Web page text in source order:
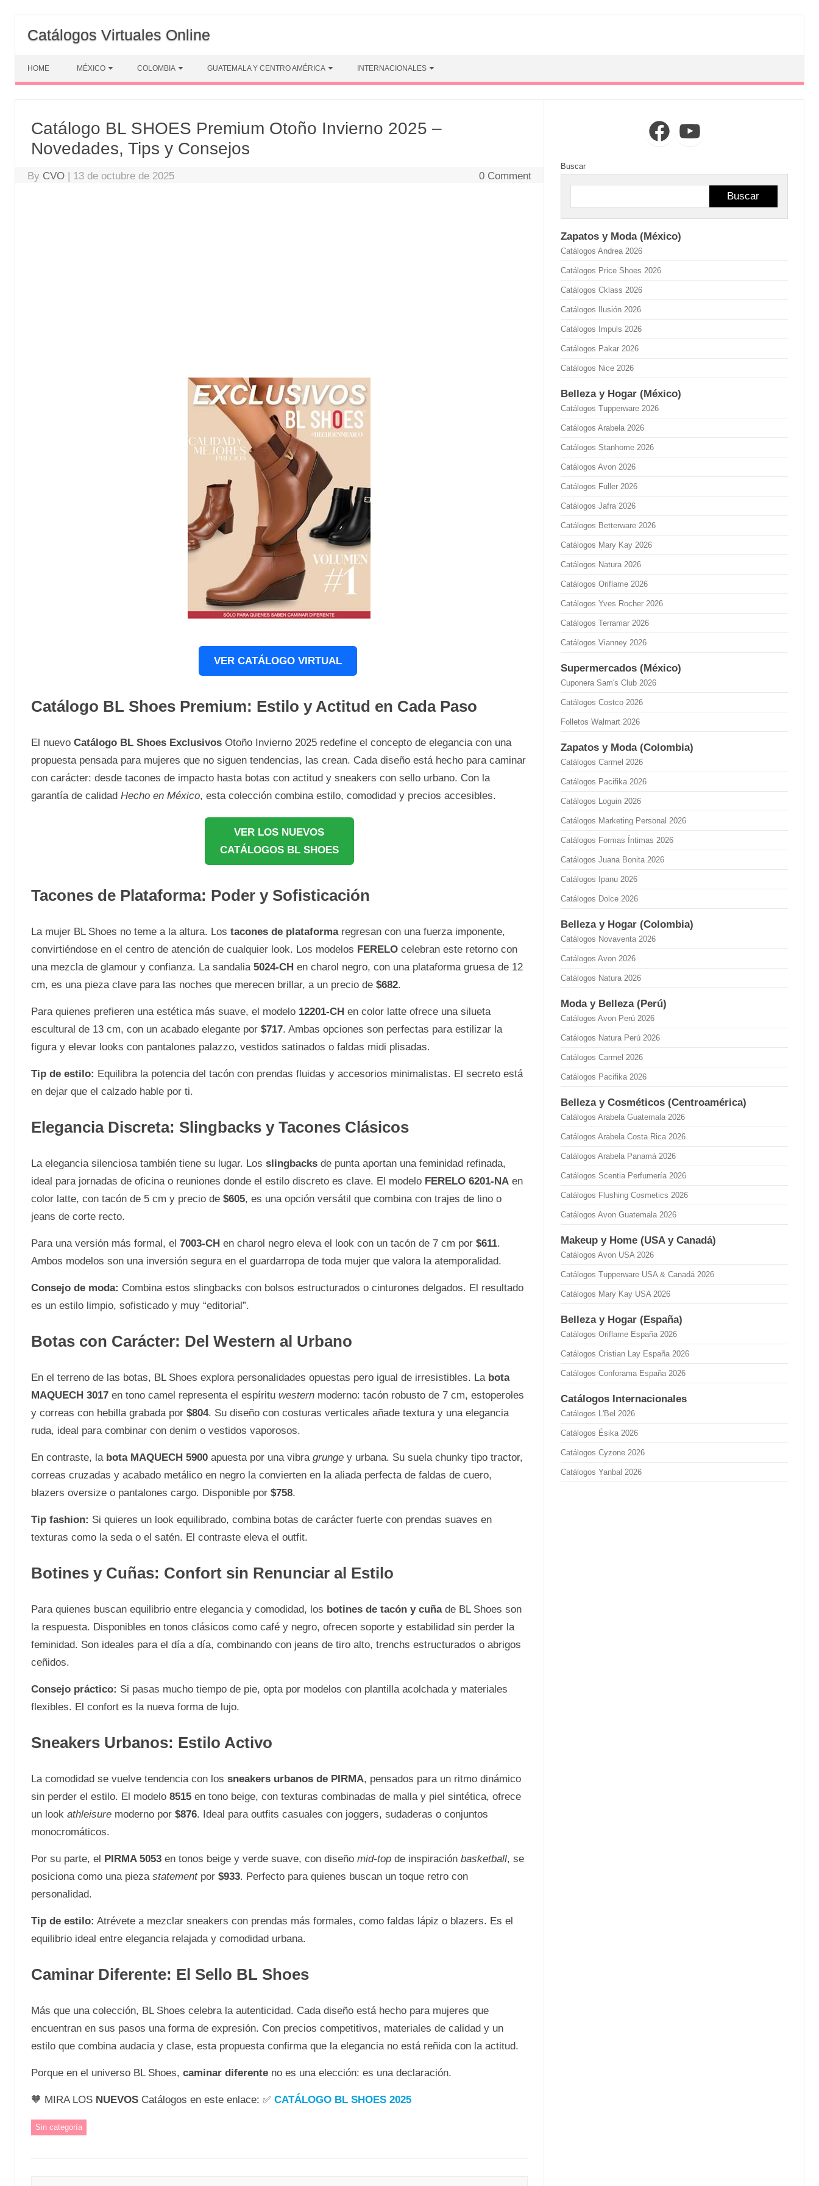
content
Catálogos Virtuales Online
HOME MÉXICO COLOMBIA GUATEMALA Y CENTRO AMÉRICA INTERNACIONALES
Catálogo BL SHOES Premium Otoño Invierno 2025 –
Novedades, Tips y Consejos
By CVO | 13 de octubre de 2025 0 Comment
VER CATÁLOGO VIRTUAL
Catálogo BL Shoes Premium: Estilo y Actitud en Cada Paso
El nuevo Catálogo BL Shoes ExclusivosOtoño Invierno 2025 redefine el concepto de elegancia con una
propuesta pensada para mujeres que no siguen tendencias, las crean. Cada diseño está hecho para caminar
con carácter: desde tacones de impacto hasta botas con actitud y sneakers con sello urbano. Con la
garantía de calidad Hecho en México, esta colección combina estilo, comodidad y precios accesibles.
VER LOS NUEVOS
CATÁLOGOS BL SHOES
Tacones de Plataforma: Poder y Sofisticación
La mujer BL Shoes no teme a la altura. Los tacones de plataformaregresan con una fuerza imponente,
convirtiéndose en el centro de atención de cualquier look. Los modelos FERELOcelebran este retorno con
una mezcla de glamour y confianza. La sandalia 5024-CHen charol negro, con una plataforma gruesa de 12
cm, es una pieza clave para las noches que merecen brillar, a un precio de $682.
Para quienes prefieren una estética más suave, el modelo 12201-CHen color latte ofrece una silueta
escultural de 13 cm, con un acabado elegante por $717. Ambas opciones son perfectas para estilizar la
figura y elevar looks con pantalones palazzo, vestidos satinados o faldas midi plisadas.
Tip de estilo: Equilibra la potencia del tacón con prendas fluidas y accesorios minimalistas. El secreto está
en dejar que el calzado hable por ti.
Elegancia Discreta: Slingbacks y Tacones Clásicos
La elegancia silenciosa también tiene su lugar. Los slingbacksde punta aportan una feminidad refinada,
ideal para jornadas de oficina o reuniones donde el estilo discreto es clave. El modelo FERELO 6201-NAen
color latte, con tacón de 5 cm y precio de $605, es una opción versátil que combina con trajes de lino o
jeans de corte recto.
Para una versión más formal, el 7003-CHen charol negro eleva el look con un tacón de 7 cm por $611.
Ambos modelos son una inversión segura en el guardarropa de toda mujer que valora la atemporalidad.
Consejo de moda: Combina estos slingbacks con bolsos estructurados o cinturones delgados. El resultado
es un estilo limpio, sofisticado y muy “editorial”.
Botas con Carácter: Del Western al Urbano
En el terreno de las botas, BL Shoes explora personalidades opuestas pero igual de irresistibles. La bota
MAQUECH 3017en tono camel representa el espíritu westernmoderno: tacón robusto de 7 cm, estoperoles
y correas con hebilla grabada por $804. Su diseño con costuras verticales añade textura y una elegancia
ruda, ideal para combinar con denim o vestidos vaporosos.
En contraste, la bota MAQUECH 5900apuesta por una vibra grungey urbana. Su suela chunky tipo tractor,
correas cruzadas y acabado metálico en negro la convierten en la aliada perfecta de faldas de cuero,
blazers oversize o pantalones cargo. Disponible por $758.
Tip fashion: Si quieres un look equilibrado, combina botas de carácter fuerte con prendas suaves en
texturas como la seda o el satén. El contraste eleva el outfit.
Botines y Cuñas: Confort sin Renunciar al Estilo
Para quienes buscan equilibrio entre elegancia y comodidad, los botines de tacón y cuñade BL Shoes son
la respuesta. Disponibles en tonos clásicos como café y negro, ofrecen soporte y estabilidad sin perder la
feminidad. Son ideales para el día a día, combinando con jeans de tiro alto, trenchs estructurados o abrigos
ceñidos.
Consejo práctico: Si pasas mucho tiempo de pie, opta por modelos con plantilla acolchada y materiales
flexibles. El confort es la nueva forma de lujo.
Sneakers Urbanos: Estilo Activo
La comodidad se vuelve tendencia con los sneakers urbanos de PIRMA, pensados para un ritmo dinámico
sin perder el estilo. El modelo 8515en tono beige, con texturas combinadas de malla y piel sintética, ofrece
un look athleisuremoderno por $876. Ideal para outfits casuales con joggers, sudaderas o conjuntos
monocromáticos.
Por su parte, el PIRMA 5053en tonos beige y verde suave, con diseño mid-topde inspiración basketball, se
posiciona como una pieza statementpor $933. Perfecto para quienes buscan un toque retro con
personalidad.
Tip de estilo: Atrévete a mezclar sneakers con prendas más formales, como faldas lápiz o blazers. Es el
equilibrio ideal entre elegancia relajada y comodidad urbana.
Caminar Diferente: El Sello BL Shoes
Más que una colección, BL Shoes celebra la autenticidad. Cada diseño está hecho para mujeres que
encuentran en sus pasos una forma de expresión. Con precios competitivos, materiales de calidad y un
estilo que combina audacia y clase, esta propuesta confirma que la elegancia no está reñida con la actitud.
Porque en el universo BL Shoes, caminar diferenteno es una elección: es una declaración.
🧡 MIRA LOS NUEVOSCatálogos en este enlace: ✅ CATÁLOGO BL SHOES 2025
Sin categoría
FacebookYouTube
Buscar
Buscar
Zapatos y Moda (México)
Catálogos Andrea 2026
Catálogos Price Shoes 2026
Catálogos Cklass 2026
Catálogos Ilusión 2026
Catálogos Impuls 2026
Catálogos Pakar 2026
Catálogos Nice 2026
Belleza y Hogar (México)
Catálogos Tupperware 2026
Catálogos Arabela 2026
Catálogos Stanhome 2026
Catálogos Avon 2026
Catálogos Fuller 2026
Catálogos Jafra 2026
Catálogos Betterware 2026
Catálogos Mary Kay 2026
Catálogos Natura 2026
Catálogos Oriflame 2026
Catálogos Yves Rocher 2026
Catálogos Terramar 2026
Catálogos Vianney 2026
Supermercados (México)
Cuponera Sam's Club 2026
Catálogos Costco 2026
Folletos Walmart 2026
Zapatos y Moda (Colombia)
Catálogos Carmel 2026
Catálogos Pacifika 2026
Catálogos Loguin 2026
Catálogos Marketing Personal 2026
Catálogos Formas Íntimas 2026
Catálogos Juana Bonita 2026
Catálogos Ipanu 2026
Catálogos Dolce 2026
Belleza y Hogar (Colombia)
Catálogos Novaventa 2026
Catálogos Avon 2026
Catálogos Natura 2026
Moda y Belleza (Perú)
Catálogos Avon Perú 2026
Catálogos Natura Perú 2026
Catálogos Carmel 2026
Catálogos Pacifika 2026
Belleza y Cosméticos (Centroamérica)
Catálogos Arabela Guatemala 2026
Catálogos Arabela Costa Rica 2026
Catálogos Arabela Panamá 2026
Catálogos Scentia Perfumería 2026
Catálogos Flushing Cosmetics 2026
Catálogos Avon Guatemala 2026
Makeup y Home (USA y Canadá)
Catálogos Avon USA 2026
Catálogos Tupperware USA & Canadá 2026
Catálogos Mary Kay USA 2026
Belleza y Hogar (España)
Catálogos Oriflame España 2026
Catálogos Cristian Lay España 2026
Catálogos Conforama España 2026
Catálogos Internacionales
Catálogos L'Bel 2026
Catálogos Ésika 2026
Catálogos Cyzone 2026
Catálogos Yanbal 2026